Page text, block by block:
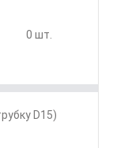
0 шт.
D15)